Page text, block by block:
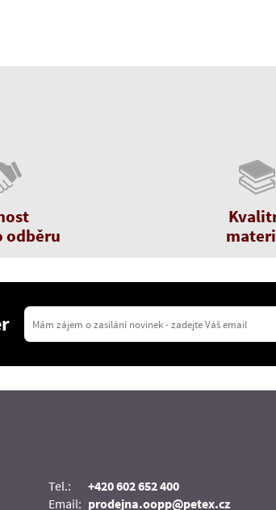
odběru
Tel.:
+420 602 652 400
Email: prodejna.oopp@petex.cz